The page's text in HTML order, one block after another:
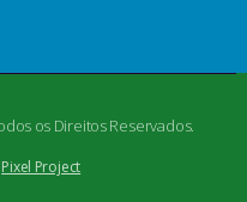
os Direitos Reservados.
Pixel Project